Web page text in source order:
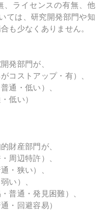
ライセンスの有無、他
ては、研究開発部門や知
も少なくありません。
発部門が、
コストアップ・有）、
通・低い）、
低い）
財産部門が、
周辺特許）、
・狭い）、
い）、
普通・発見困難）、
・回避容易）